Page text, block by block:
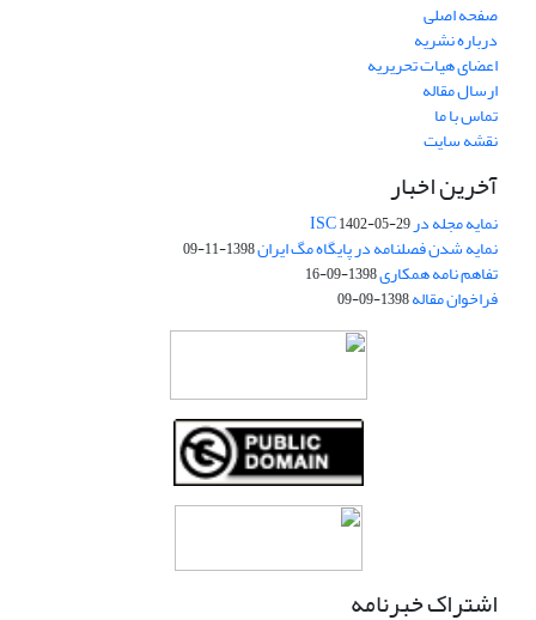
صفحه اصلی
درباره نشریه
اعضای هیات تحریریه
ارسال مقاله
تماس با ما
نقشه سایت
آخرین اخبار
نمایه مجله در ISC1402-05-29
نمایه شدن فصلنامه در پایگاه مگ ایران1398-11-09
تفاهم نامه همکاری1398-09-16
فراخوان مقاله1398-09-09
اشتراک خبرنامه